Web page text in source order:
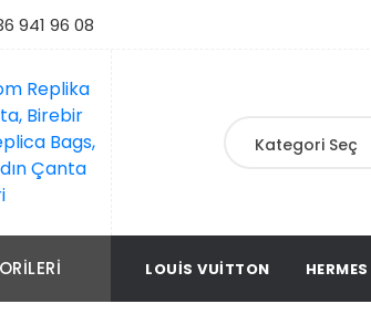
941 96 08
Çanta Modelleri
Kategori Seç
LOUIS VUITTON HERMES